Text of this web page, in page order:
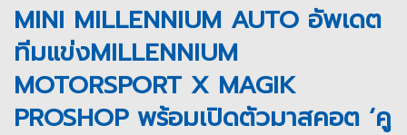
MINI MILLENNIUM AUTO อัพเดต
ทีมแข่งMILLENNIUM
MOTORSPORT X MAGIK
PROSHOP พร้อมเปิดตัวมาสคอต ‘คู